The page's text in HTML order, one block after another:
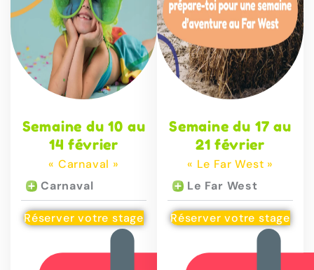
Semaine du 10 au
14 février
« Carnaval »
Carnaval
Réserver votre stage
Semaine du 17 au
21 février
« Le Far West »
Le Far West
Réserver votre stage